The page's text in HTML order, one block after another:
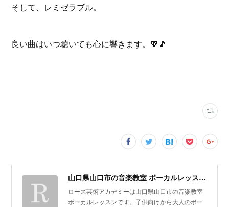
そして、レミゼラブル。
良い曲はいつ聴いても心に響きます。💖🎵
山口県山口市の音楽教室 ボーカルレッスン | ローズ芸術アカデミー
ローズ芸術アカデミーは山口県山口市の音楽教室
ボーカルレッスンです。子供向けから大人のボー